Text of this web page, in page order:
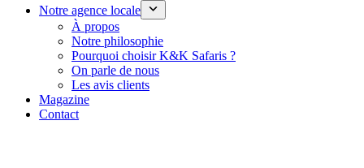
Notre agence locale
À propos
Notre philosophie
Pourquoi choisir K&K Safaris ?
On parle de nous
Les avis clients
Magazine
Contact